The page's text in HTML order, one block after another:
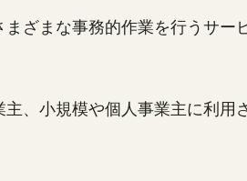
ざまな事務的作業を行うサー
、小規模や個人事業主に利用